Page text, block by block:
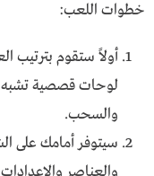
خطوات اللعب:
أولاً ستقوم بترتيب
لوحات قصصية تشبه
والسحب.
سيتوفر أمامك على